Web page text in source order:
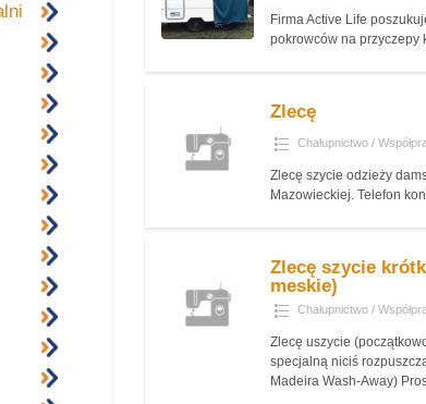
Firma Active Life
pokrowców na przyczepy
Zlecę
Chałupnictwo /
Zlecę szycie odzieży
Mazowieckiej. Telefon
Zlecę szycie
meskie)
Chałupnictwo /
Zlecę uszycie
specjalną niciś
Madeira Wash-Away)